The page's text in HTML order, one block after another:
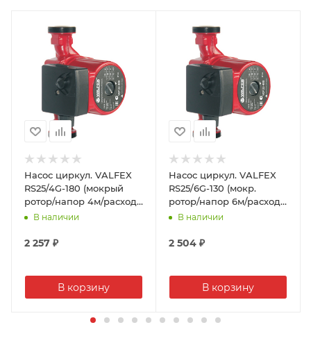
Насос циркул. VALFEX
RS25/4G-180 (мокрый
ротор/напор 4м/расход
48л/мин/3х скор./без
В наличии
2 257 ₽
В корзину
Насос циркул. VALFEX
RS25/6G-130 (мокр.
ротор/напор 6м/расход
55л/мин/ 3х скор./без
В наличии
2 504 ₽
В корзину